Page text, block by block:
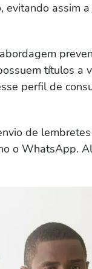
assim
títulos a
perfil de
de
o WhatsApp.